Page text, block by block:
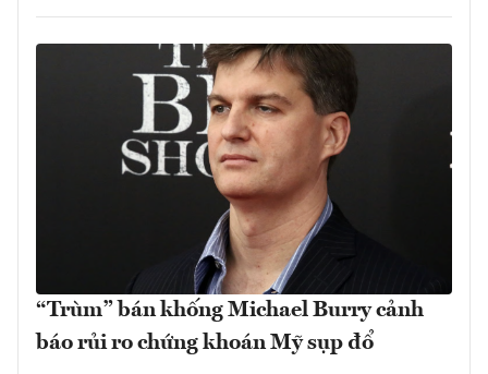
“Trùm” bán khống Michael Burry cảnh
báo rủi ro chứng khoán Mỹ sụp đổ